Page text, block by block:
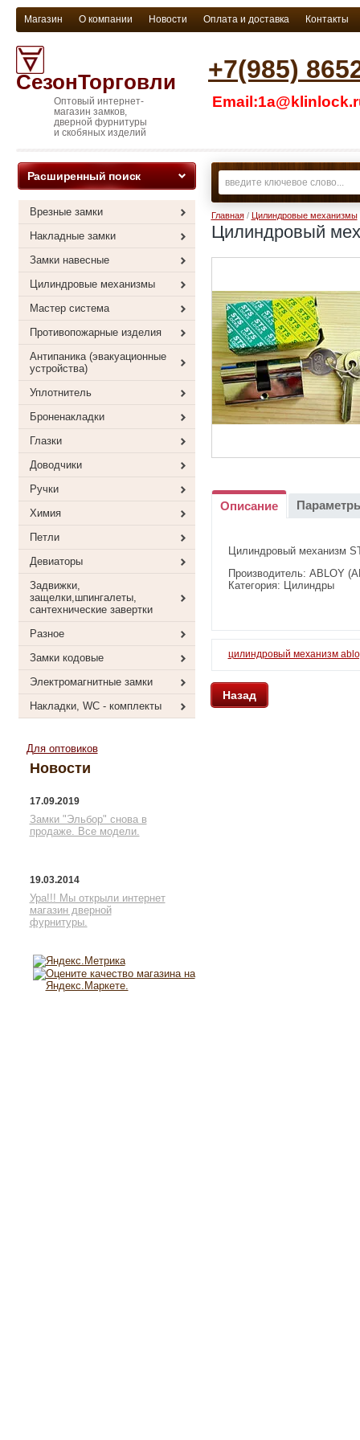
Магазин О компании Новости Оплата и доставка Контакты
СезонТорговли
Оптовый интернет-
магазин замков,
дверной фурнитуры
и скобяных изделий
+7(985)
Расширенный поиск
Врезные замки
Накладные замки
Замки навесные
Цилиндровые механизмы
Мастер система
Противопожарные изделия
Антипаника (эвакуационные
устройства)
Уплотнитель
Броненакладки
Глазки
Доводчики
Ручки
Химия
Петли
Девиаторы
Задвижки,
защелки,шпингалеты,
сантехнические завертки
Разное
Замки кодовые
Электромагнитные замки
Накладки, WC - комплекты
Для оптовиков
Новости
17.09.2019
Замки "Эльбор" снова в
продаже. Все модели.
19.03.2014
Ура!!! Мы открыли интернет
магазин дверной
фурнитуры.
Главная/ Цилиндровые механизмы
Цилиндровый
Описание
Цилиндровый механизм
Производитель: ABLOY
Категория: Цилиндры
цилиндровый механизм
Назад